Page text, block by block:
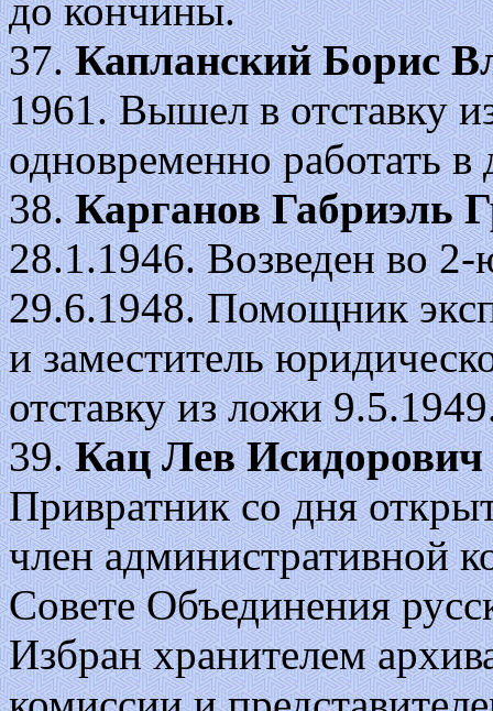
до кончины.
37.Капланский Борис
1961. Вышел в отставку
одновременно работать
38.Карганов Габриэль
28.1.1946. Возведен во
29.6.1948. Помощник
и заместитель
отставку из ложи
39.Кац Лев Исидорович
Привратник со дня
член административной
Совете Объединения
Избран хранителем